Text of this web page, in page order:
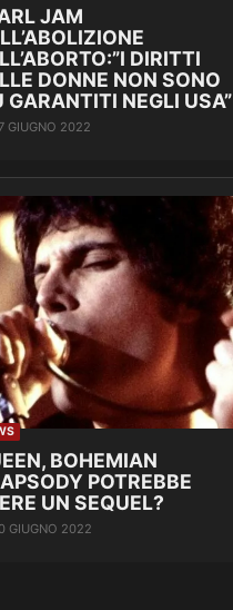
JAM
DIRITTI
DONNE NON SONO
GARANTITI NEGLI USA”
GIUGNO 2022
BOHEMIAN
POTREBBE
UN SEQUEL?
GIUGNO 2022